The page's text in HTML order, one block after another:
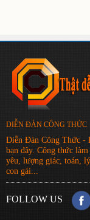
DIỄN ĐÀN CÔNG THỨC
Diễn Đàn Công Thức -
bạn đây. Công thức
yêu, lượng giác, toán,
con gái...
FOLLOW US